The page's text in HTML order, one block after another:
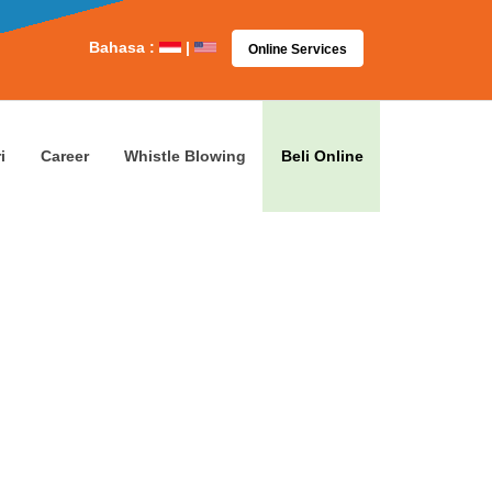
Bahasa : | Online Services
Career Whistle Blowing Beli Online